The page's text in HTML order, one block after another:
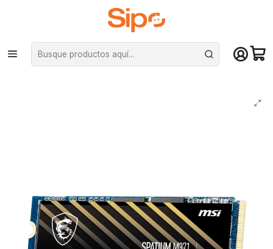
¡Compra hasta mediodía y recibe hoy! De lunes a sábado en el gran
Santiago. Envío gratis desde $29.990
Inicio Componentes PC Unidad de Estado Sólido (SSD)
M.2 PCIe NVMe
Unidad SSD MSI Spatium M371 500GB NVMe M.2 PciE-3 2200 MB/s